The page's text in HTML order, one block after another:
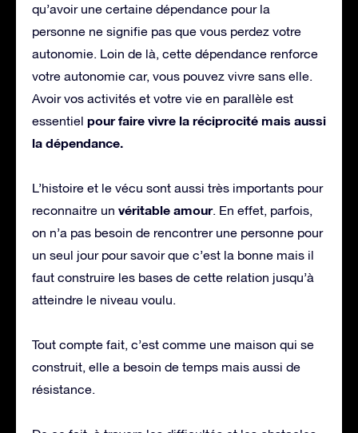
qu’avoir une certaine dépendance pour la
personne ne signifie pas que vous perdez votre
autonomie. Loin de là, cette dépendance renforce
votre autonomie car, vous pouvez vivre sans elle.
Avoir vos activités et votre vie en parallèle est
essentiel pour faire vivre la réciprocité mais aussi
la dépendance.
L’histoire et le vécu sont aussi très importants pour
reconnaitre un véritable amour. En effet, parfois,
on n’a pas besoin de rencontrer une personne pour
un seul jour pour savoir que c’est la bonne mais il
faut construire les bases de cette relation jusqu’à
atteindre le niveau voulu.
Tout compte fait, c’est comme une maison qui se
construit, elle a besoin de temps mais aussi de
résistance.